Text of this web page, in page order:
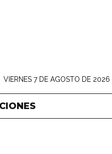
VIERNES 7 DE AGOSTO DE 2026